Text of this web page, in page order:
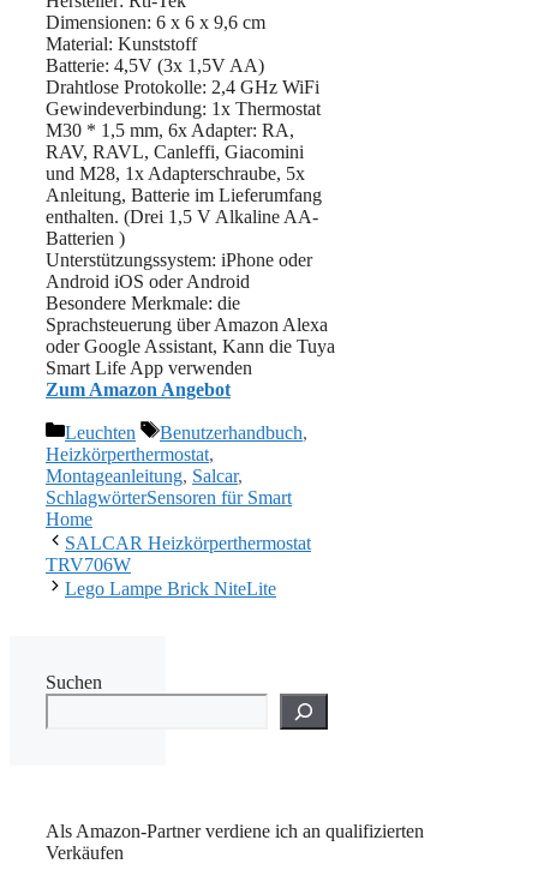
Dimensionen: ‎6 x 6 x 9,6 cm
Material: Kunststoff
Batterie: 4,5V (3x 1,5V AA)
Drahtlose Protokolle: 2,4 GHz WiFi
Gewindeverbindung: 1x Thermostat
M30 * 1,5 mm, 6x Adapter: RA,
RAV, RAVL, Canleffi, Giacomini
und M28, 1x Adapterschraube, 5x
Anleitung, Batterie im Lieferumfang
enthalten. (Drei 1,5 V Alkaline AA-
Batterien )
Unterstützungssystem: iPhone oder
Android iOS oder Android
Besondere Merkmale: ‎die
Sprachsteuerung über Amazon Alexa
oder Google Assistant, Kann die Tuya
Smart Life App verwenden
Zum Amazon Angebot
Kategorien
Leuchten Schlagwörter
Benutzerhandbuch,
Heizkörperthermostat,
Montageanleitung, Salcar,
SchlagwörterSensoren für Smart
Home
SALCAR Heizkörperthermostat
TRV706W
Lego Lampe Brick NiteLite
Suchen
Als Amazon-Partner verdiene ich an qualifizierten
Verkäufen